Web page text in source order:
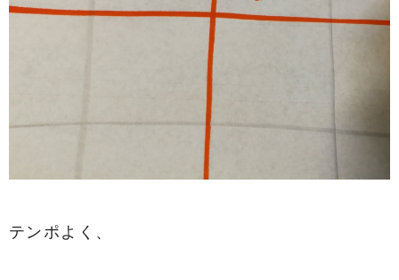
テンポよく、